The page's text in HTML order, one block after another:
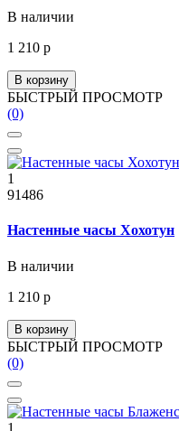
В наличии
1 210 р
В корзину
БЫСТРЫЙ ПРОСМОТР
(0)
1
91486
Настенные часы Хохотун
В наличии
1 210 р
В корзину
БЫСТРЫЙ ПРОСМОТР
(0)
1